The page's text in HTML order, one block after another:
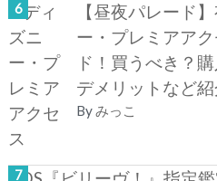
【昼夜パレード
ー・プレミアア
ド！買うべき？
デメリットなど
Byみっこ